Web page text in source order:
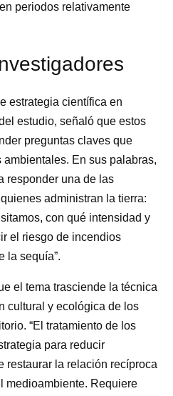
periodos relativamente
estrategia científica en
estudio, señaló que estos
preguntas claves que
En sus palabras,
responder una de las
administran la tierra:
con qué intensidad y
el riesgo de incendios
la sequía”.
el tema trasciende la técnica
cultural y ecológica de los
“El tratamiento de los
para reducir
restaurar la relación recíproca
medioambiente. Requiere